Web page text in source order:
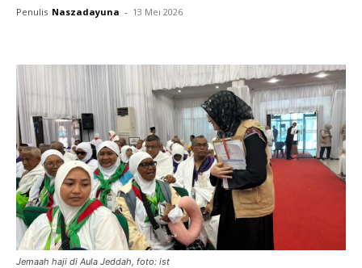
Penulis Naszadayuna - 13 Mei 2026
Jemaah haji di Aula Jeddah, foto: ist